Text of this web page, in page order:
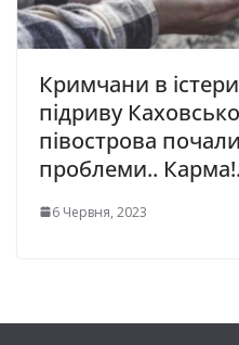
Кримчани в
підриву
півострова
проблеми..
6 Червня, 2023